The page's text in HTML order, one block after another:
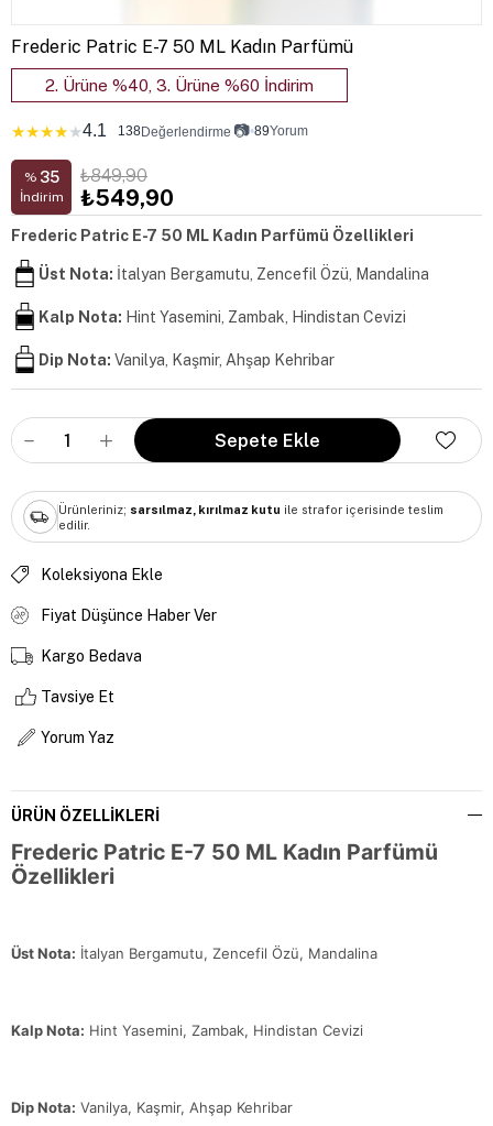
Frederic Patric E-7 50 ML Kadın Parfümü
2. Ürüne %40, 3. Ürüne %60 İndirim
★★★★★4.1 138Değerlendirme 📷•89Yorum
% 35
İndirim
₺849,90
₺549,90
Frederic Patric E-7 50 ML Kadın Parfümü Özellikleri
Üst Nota: İtalyan Bergamutu, Zencefil Özü, Mandalina
Kalp Nota: Hint Yasemini, Zambak, Hindistan Cevizi
Dip Nota: Vanilya, Kaşmir, Ahşap Kehribar
Ürünleriniz; sarsılmaz, kırılmaz kutu ile strafor içerisinde teslim
edilir.
Koleksiyona Ekle
Fiyat Düşünce Haber Ver
Kargo Bedava
Tavsiye Et
Yorum Yaz
ÜRÜN ÖZELLIKLERI
Frederic Patric E-7 50 ML Kadın Parfümü
Özellikleri
Üst Nota: İtalyan Bergamutu, Zencefil Özü, Mandalina
Kalp Nota: Hint Yasemini, Zambak, Hindistan Cevizi
Dip Nota: Vanilya, Kaşmir, Ahşap Kehribar